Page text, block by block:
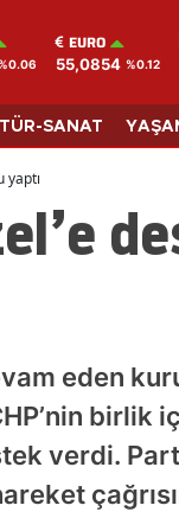
EURO
55,0854 %0.12
SANAT
yaptı
eden
birlik
verdi.